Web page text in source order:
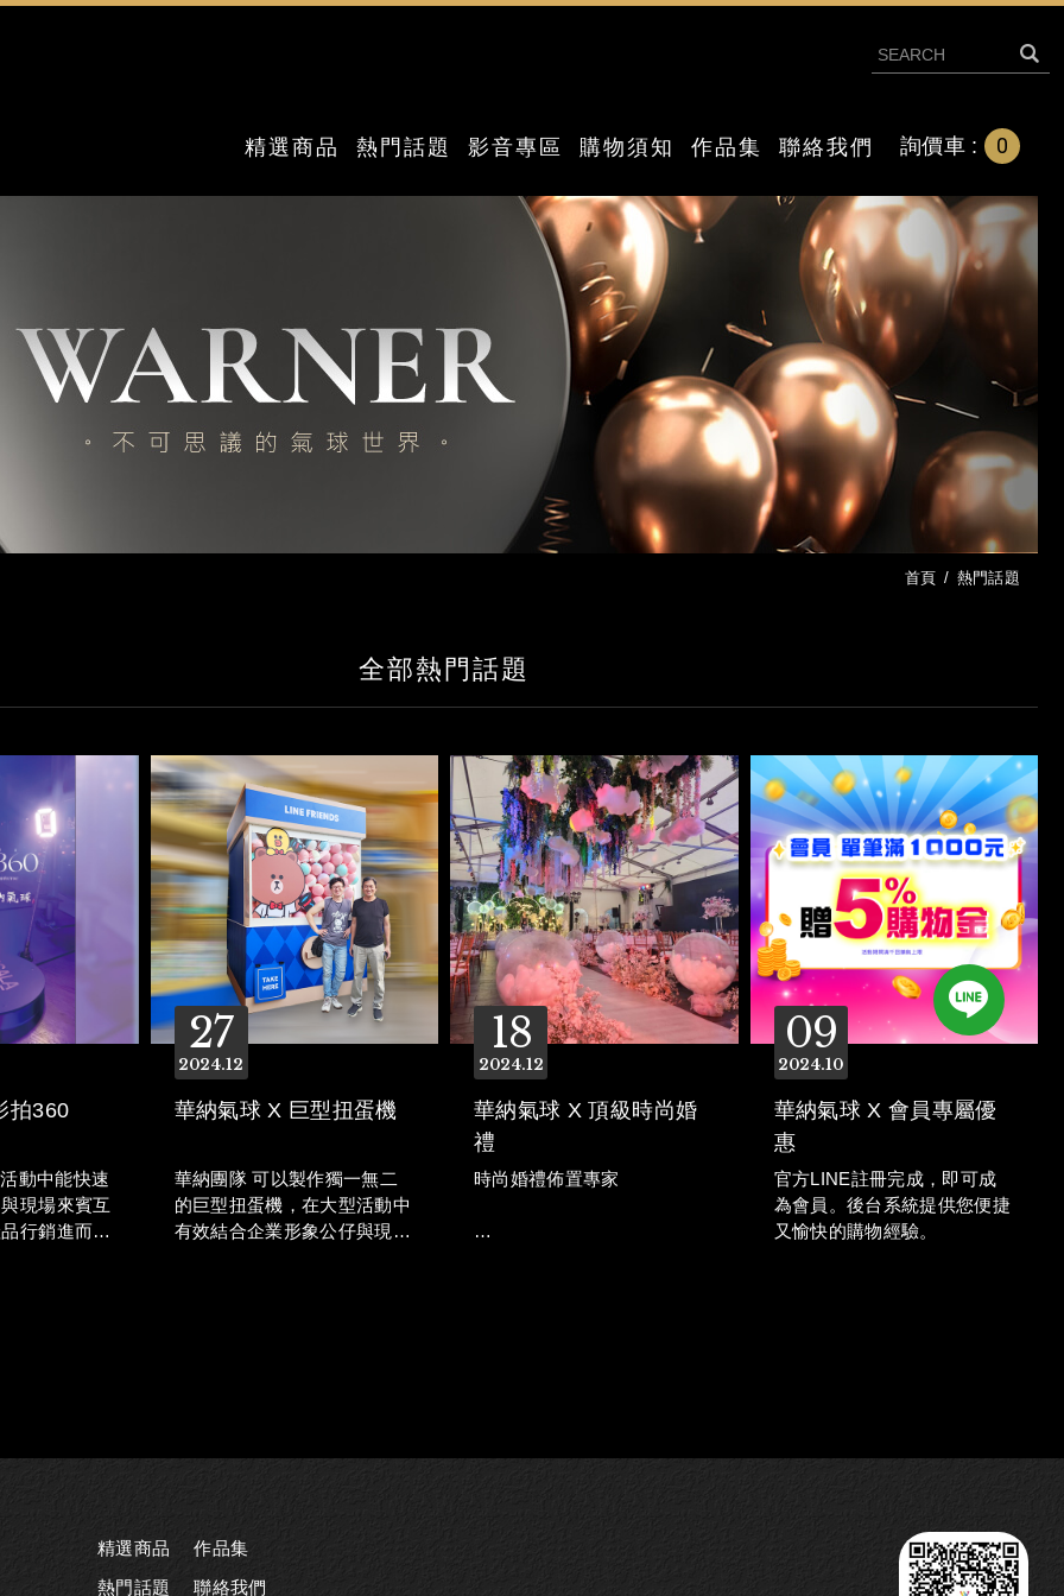
精選商品 熱門話題 影音專區 購物須知 作品集 聯絡我們 詢價車 : 0
首頁 熱門話題
全部熱門話題
拍360
動中能快速
現場來賓互
行銷進而提
27
12
2024
華納氣球 X 巨型扭蛋機
華納團隊 可以製作獨一無二
的巨型扭蛋機，在大型活動中
有效結合企業形象公仔與現場
18
12
2024
華納氣球 X 頂級時尚婚
禮
時尚婚禮佈置專家
09
10
2024
華納氣球 X 會員專屬優
惠
官方LINE註冊完成，即可成
為會員。後台系統提供您便捷
又愉快的購物經驗。
精選商品
熱門話題
作品集
聯絡我們